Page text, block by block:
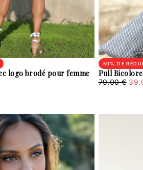
logo brodé pour femme Pull
50% DE
39.00
Prix
79.00 € Prix